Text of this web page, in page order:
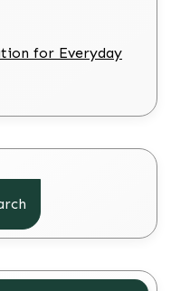
for Everyday